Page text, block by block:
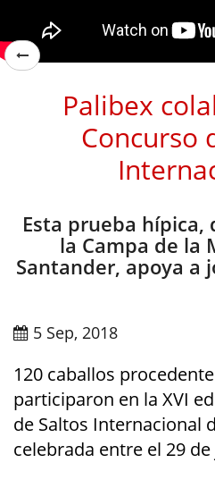
Palibex
Concurso
Esta prueba hípica,
la Campa de la
Santander, apoya a
5 Sep, 2018
120 caballos
participaron en la XVI
de Saltos Internacional
celebrada entre el 29